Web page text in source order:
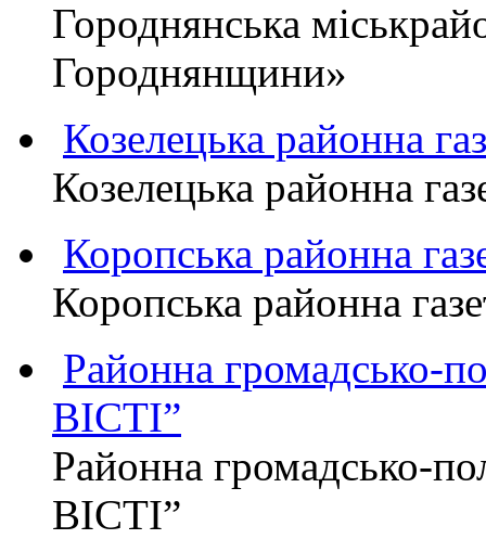
Городнянська
Городнянщини»
Козелецька районна
Козелецька районна
Коропська районна
Коропська районна
Районна громадсько-
ВІСТІ”
Районна громадсько-
ВІСТІ”